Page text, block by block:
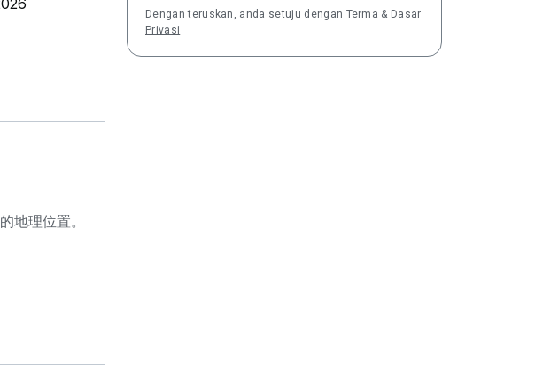
地理位置。
Dengan teruskan, anda setuju dengan Terma & Dasar
Privasi